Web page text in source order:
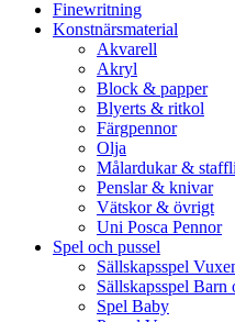
Finewritning
Konstnärsmaterial
Akvarell
Akryl
Block & papper
Blyerts & ritkol
Färgpennor
Olja
Målardukar &
Penslar & knivar
Vätskor & övrigt
Uni Posca Pennor
Spel och pussel
Sällskapsspel
Sällskapsspel Barn
Spel Baby